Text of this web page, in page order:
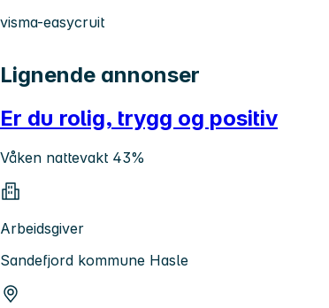
visma-easycruit
Lignende annonser
Er du rolig, trygg og positiv
Våken nattevakt 43%
Arbeidsgiver
Sandefjord kommune Hasle